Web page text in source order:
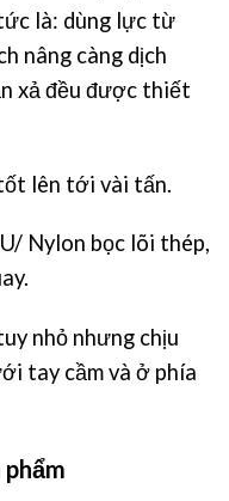
là: dùng lực từ
nâng càng dịch
xả đều được thiết
lên tới vài tấn.
Nylon bọc lõi thép,
nhỏ nhưng chịu
tay cầm và ở phía